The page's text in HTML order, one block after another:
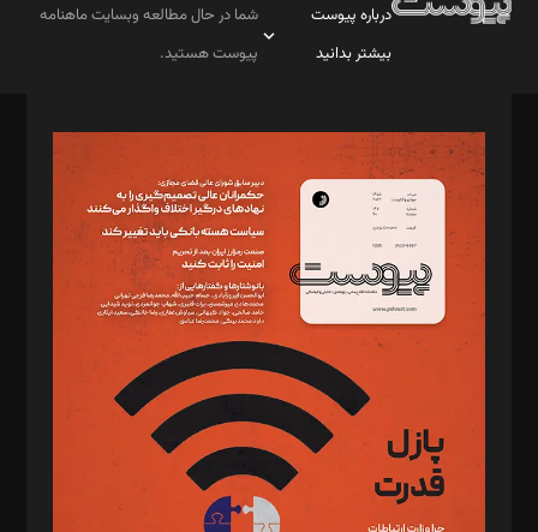
درباره پیوست
بیشتر بدانید
شما در حال مطالعه وبسایت ماهنامه
پیوست هستید.
مدیر مسئول: محمدباقر اثنی‌عشری
سردبیر: مهرک محمودی
دبیر تحریریه: میثم قاسمی
د‌بیر ناداستان: سمانه سمیع
د‌بیر خدمت و تجارت: ابوالفضل رجبی
د‌بیر حقوق فناوری: حسام‌الدین ایپکچی
د‌بیر پیوست جهان: مینا پاکدل
د‌بیر تحریریه آنلاین: بابک نقاش
تحریریه‌: مجتبی محمود‌ی، آرش برهمند، یسنا امان‌پور، سروش کرمیان،
مصطفی مسجدی آرانی، ابوالفضل رجبی، زهرا فکرانه، فائزه فتحی
رستمی،مصطفی باستان
ویرایش: نگار استاد‌‌آقا